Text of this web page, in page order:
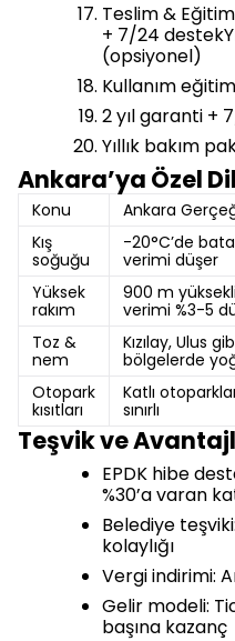
Teslim &
+ 7/24
(opsiyonel)
Kullanım
2 yıl garanti +
Yıllık bakım
Ankara’ya Özel
Konu Ankara
Kış
soğuğu
-20°C’de
verimi düşer
Yüksek
rakım
900 m
verimi %3-5
Toz &
nem
Kızılay, Ulus
bölgelerde
Otopark
kısıtları
Katlı
sınırlı
Teşvik ve
EPDK hibe
%30’a varan
Belediye
kolaylığı
Vergi indirimi:
Gelir modeli:
başına kazanç